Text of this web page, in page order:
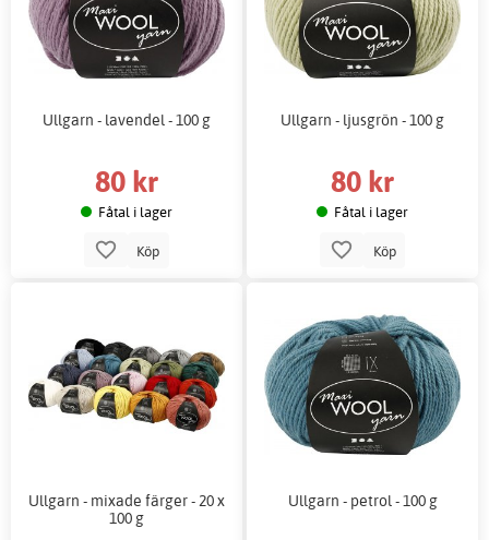
Ullgarn - lavendel - 100 g
80 kr
Fåtal i lager
Köp
Ullgarn - ljusgrön - 100 g
80 kr
Fåtal i lager
Köp
Ullgarn - mixade färger - 20 x
100 g
Ullgarn - petrol - 100 g